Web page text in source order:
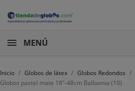
MENÚ
Inicio Globos de látex Globos Redondos
Globos pastel mate 18"-48cm Balloonia (10)